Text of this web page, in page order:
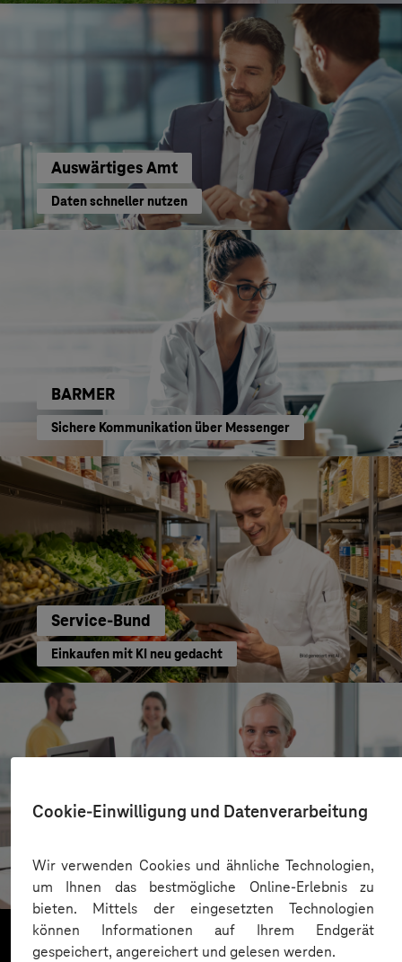
Cookie-Einwilligung und Datenverarbeitung
Wir verwenden Cookies und ähnliche Technologien,
um Ihnen das bestmögliche Online-Erlebnis zu
bieten. Mittels der eingesetzten Technologien
können Informationen auf Ihrem Endgerät
gespeichert, angereichert und gelesen werden.
Auswärtiges Amt
Daten schneller nutzen
BARMER
Sichere Kommunikation über Messenger
Service-Bund
Einkaufen mit KI neu gedacht
KI für moderne Verwaltung